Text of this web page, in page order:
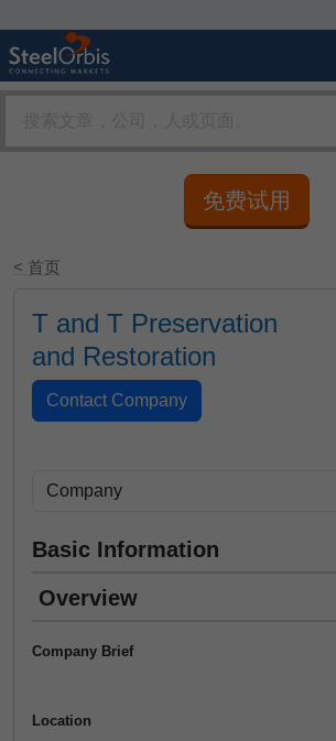
免费试用
< 首页
T and T Preservation
and Restoration
Basic Information
Overview
Company Brief
Location